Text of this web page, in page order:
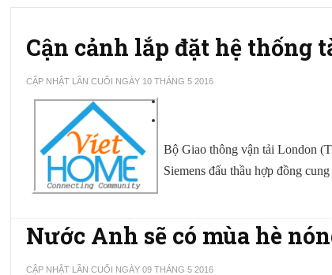
Cận cảnh lắp đặt hệ thống
CẬP NHẬT LẦN CUỐI NGÀY 10 THÁNG 5 2016
Bộ Giao thông vận tải London
Siemens đấu thầu hợp đồng
Nước Anh sẽ có mùa hè
CẬP NHẬT LẦN CUỐI NGÀY 09 THÁNG 5 2016